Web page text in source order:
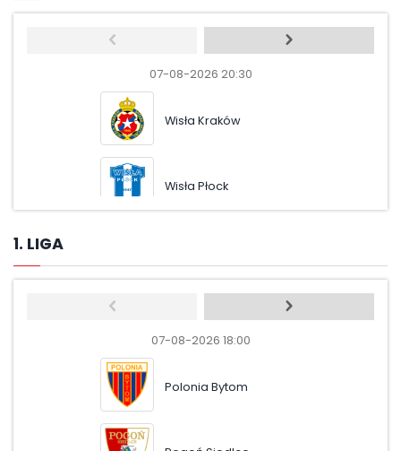
07-08-2026 20:30
Wisła Kraków
Wisła Płock
1. LIGA
07-08-2026 18:00
Polonia Bytom